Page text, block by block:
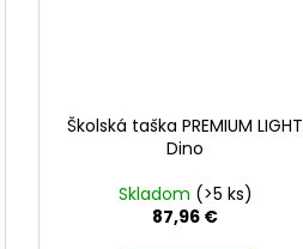
Školská taška PREMIUM LIGHT
Dino
Skladom (>5 ks)
87,96 €